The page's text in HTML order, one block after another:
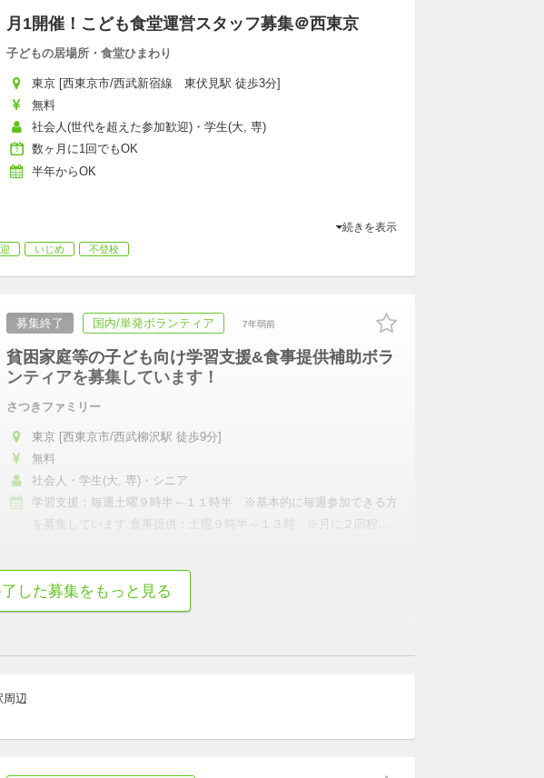
月1開催！こども食堂運営スタッフ募集＠西東京
子どもの居場所・食堂ひまわり
東京 [西東京市/西武新宿線　東伏見駅 徒歩3分]
無料
社会人(世代を超えた参加歓迎)・学生(大, 専)
数ヶ月に1回でもOK
半年からOK
続きを表示
いじめ 不登校
募集終了 国内/単発ボランティア 7年弱前
貧困家庭等の子ども向け学習支援&食事提供補助ボラ
ンティアを募集しています！
さつきファミリー
東京 [西東京市/西武柳沢駅 徒歩9分]
無料
社会人・学生(大, 専)・シニア
学習支援：毎週土曜９時半～１１時半　※基本的に毎週参加できる方
を募集しています 食事提供：土曜９時半～１３時　※月に２回程度
面目・本気 教育格差
した募集をもっと見る
周辺